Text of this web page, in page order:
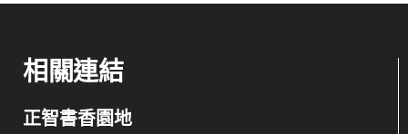
相關連結
正智書香園地